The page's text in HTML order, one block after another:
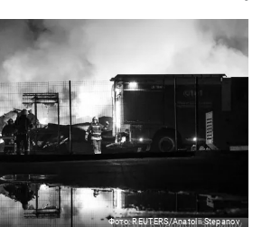
Фото: REUTERS/Anatolii Stepanov